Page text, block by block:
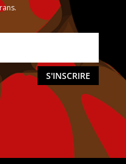
S'INSCRIRE